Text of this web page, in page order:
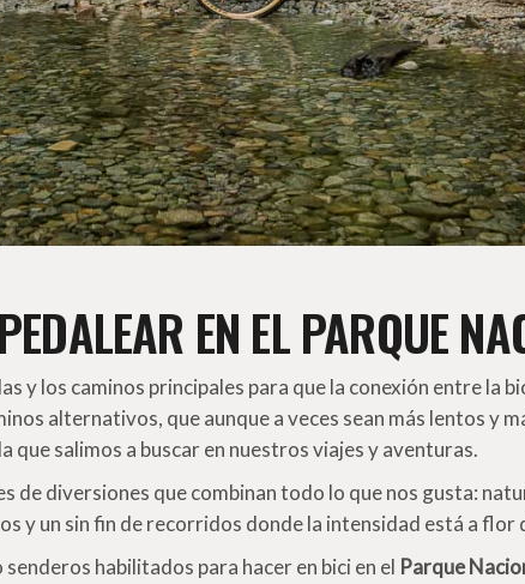
EN EL PARQUE
y los caminos principales para que la conexión entre la
alternativos, que aunque a veces sean más lentos y
que salimos a buscar en nuestros viajes y aventuras.
de diversiones que combinan todo lo que nos gusta:
y un sin fin de recorridos donde la intensidad está a flor
habilitados para hacer en bici en el Parque